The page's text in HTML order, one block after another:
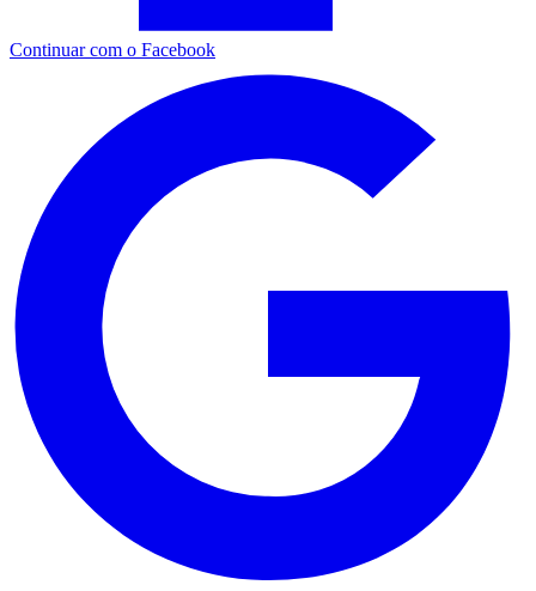
Continuar com o Facebook